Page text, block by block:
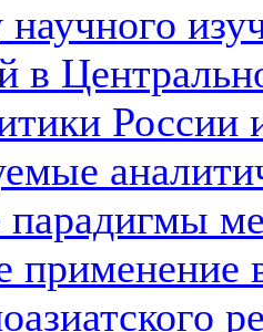
в
России
применение